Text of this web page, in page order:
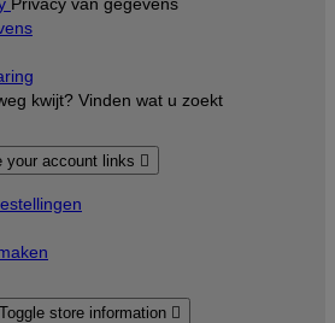
kwijt? Vinden wat u zoekt
your account links 
Toggle store information 